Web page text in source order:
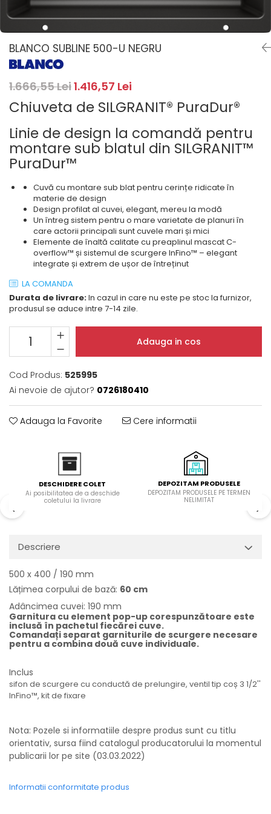
minibaruri incorporabile
Cuptoare
Cuptoare cu microunde
Hote
Cu montare pe perete
Hote cu montare in blat
Hote rustice
Hote tip insula
Incorporate
Integrate in tavan
Masini de spalat vase
Complet incorporabile
Partial incorporabile
Ceramica
Domino( seturi modulare)
Electrice
Gaz
Inductie
Masini de spalat rufe cu uscator
Masini de spalat rufe slim
(adancime 40-47 cm)
Uscatoare de rufe
Vitrine frigorifice si minibaruri
Pachete chiuvete si baterii
BLANCO SUBLINE 500-U NEGRU
1.666,55 Lei1.416,57 Lei
Chiuveta de SILGRANIT® PuraDur®
Linie de design la comandă pentru
montare sub blatul din SILGRANIT™
PuraDur™
Cuvă cu montare sub blat pentru cerințe ridicate în
materie de design
Design profilat al cuvei, elegant, mereu la modă
Un întreg sistem pentru o mare varietate de planuri în
care actorii principali sunt cuvele mari și mici
Elemente de înaltă calitate cu preaplinul mascat C-
overflow™ și sistemul de scurgere InFino™ – elegant
integrate și extrem de ușor de întreținut
LA COMANDA
Durata de livrare:In cazul in care nu este pe stoc la furnizor,
produsul se aduce intre 7-14 zile.
Adauga in cos
Cod Produs: 525995
Ai nevoie de ajutor? 0726180410
Adauga la Favorite Cere informatii
DESCHIDERE COLET
Ai posibilitatea de a deschide
coletului la livrare
DEPOZITAM PRODUSELE
DEPOZITAM PRODUSELE PE TERMEN
NELIMITAT
Descriere
500 x 400 / 190 mm
Lățimea corpului de bază: 60 cm
Adâncimea cuvei: 190 mm
Garnitura cu element pop-up corespunzătoare este
inclusă în pachetul fiecărei cuve.
Comandați separat garniturile de scurgere necesare
pentru a combina două cuve individuale.
Inclus
sifon de scurgere cu conductă de prelungire, ventil tip coș 3 1/2''
InFino™, kit de fixare
Nota: Pozele si informatiile despre produs sunt cu titlu
orientativ, sursa fiind catalogul producatorului la momentul
publicarii lor pe site (03.03.2022)
Informatii conformitate produs